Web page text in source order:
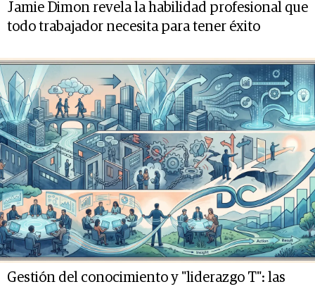
Jamie Dimon revela la habilidad profesional que
todo trabajador necesita para tener éxito
Gestión del conocimiento y "liderazgo T": las